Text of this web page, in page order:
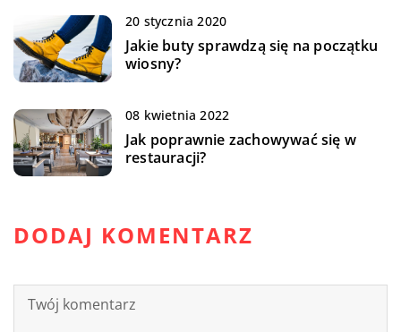
20 stycznia 2020
Jakie buty sprawdzą się na początku
wiosny?
08 kwietnia 2022
Jak poprawnie zachowywać się w
restauracji?
DODAJ KOMENTARZ